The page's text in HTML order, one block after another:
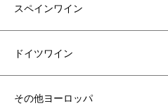
スペインワイン
ドイツワイン
その他ヨーロッパ